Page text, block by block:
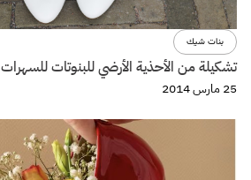
بنات شيك
تشكيلة من الأحذية الأرضي للبنوتات للسهرات
25 مارس 2014